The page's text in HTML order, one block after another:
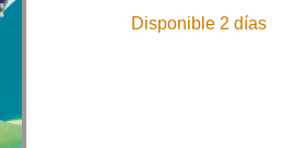
Disponible 2 días